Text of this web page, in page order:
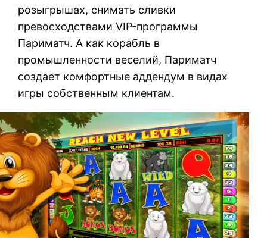
розыгрышах, снимать сливки
превосходствами VIP-программы
Париматч. А как корабль в
промышленности веселий, Париматч
создает комфортные аддендум в видах
игры собственным клиентам.